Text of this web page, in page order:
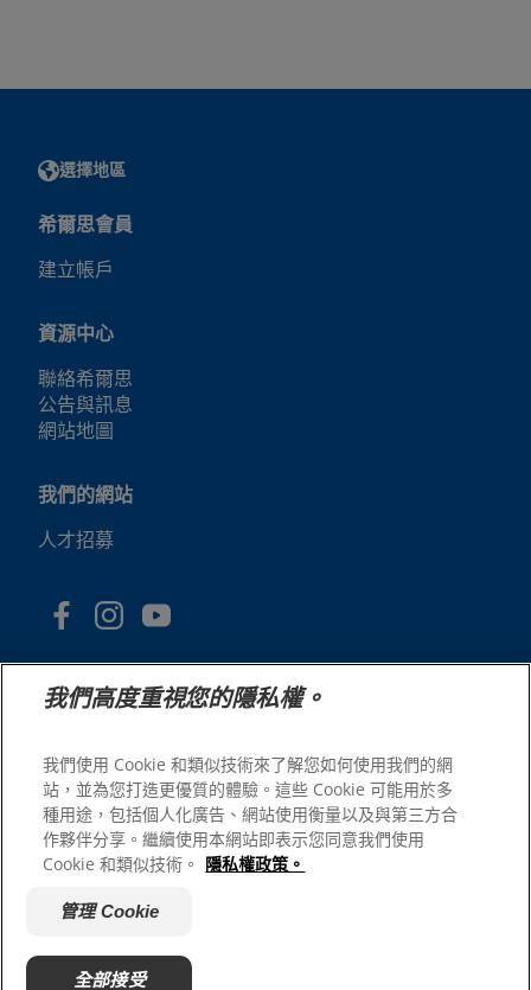
選擇地區
希爾思會員
建立帳戶
資源中心
聯絡希爾思
公告與訊息
網站地圖
我們的網站
人才招募
© 2025 Hill's Pet Nutrition, Inc.
版權所有。
本文所使用的商標僅指在美國註冊的商標；在其他地區的註
冊狀態可能有所不同。您使用本網站須遵守我們的條款。
我們高度重視您的隱私權。
我們使用 Cookie 和類似技術來了解您如何使用我們的網
站，並為您打造更優質的體驗。這些 Cookie 可能用於多
種用途，包括個人化廣告、網站使用衡量以及與第三方合
作夥伴分享。繼續使用本網站即表示您同意我們使用
Cookie 和類似技術。 隱私權政策。
管理 Cookie
全部接受